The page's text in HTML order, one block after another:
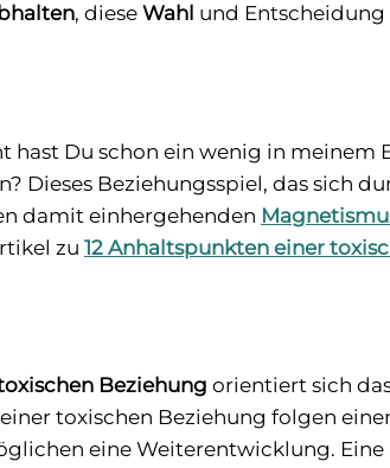
, diese Wahl und Entscheidung
hast Du schon ein wenig in meinem
Dieses Beziehungsspiel, das sich
damit einhergehenden
zu 12 Anhaltspunkten einer
Beziehung orientiert sich
toxischen Beziehung folgen
eine Weiterentwicklung. Eine